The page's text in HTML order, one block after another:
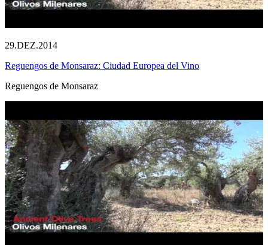
29.DEZ.2014
Reguengos de Monsaraz: Ciudad Europea del Vino
Reguengos de Monsaraz